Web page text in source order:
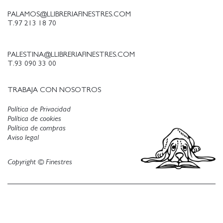
PALAMOS@LLIBRERIAFINESTRES.COM
T.97 213 18 70
PALESTINA@LLIBRERIAFINESTRES.COM
T.93 090 33 00
TRABAJA CON NOSOTROS
Política de Privacidad
Política de cookies
Aviso legal
Política de compras
Copyright © Finestres